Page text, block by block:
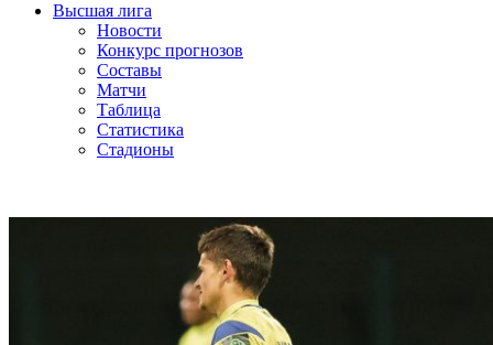
Высшая лига
Новости
Конкурс прогнозов
Составы
Матчи
Таблица
Статистика
Стадионы